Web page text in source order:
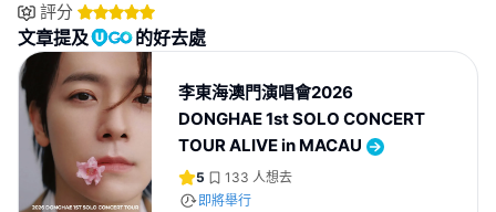
評分
文章提及 的好去處
李東海澳門演唱會2026
DONGHAE 1st SOLO CONCERT
TOUR ALIVE in MACAU
5 133 人想去
即將舉行